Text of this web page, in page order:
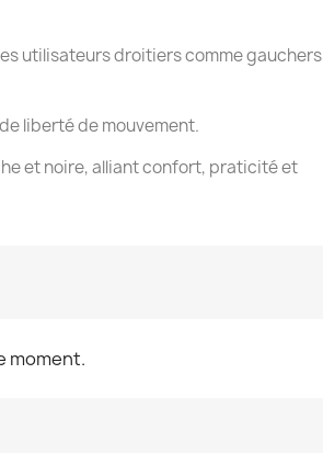
utilisateurs droitiers comme gauchers
liberté de mouvement.
et noire, alliant confort, praticité et
moment.